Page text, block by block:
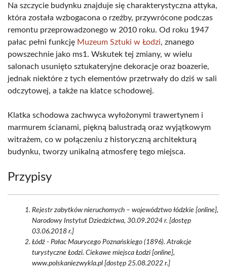
Na szczycie budynku znajduje się charakterystyczna attyka,
która została wzbogacona o rzeźby, przywrócone podczas
remontu przeprowadzonego w 2010 roku. Od roku 1947
pałac pełni funkcję Muzeum Sztuki w Łodzi, znanego
powszechnie jako ms1. Wskutek tej zmiany, w wielu
salonach usunięto sztukateryjne dekoracje oraz boazerie,
jednak niektóre z tych elementów przetrwały do dziś w sali
odczytowej, a także na klatce schodowej.
Klatka schodowa zachwyca wyłożonymi trawertynem i
marmurem ścianami, piękną balustradą oraz wyjątkowym
witrażem, co w połączeniu z historyczną architekturą
budynku, tworzy unikalną atmosferę tego miejsca.
Przypisy
Rejestr zabytków nieruchomych – województwo łódzkie [online],
Narodowy Instytut Dziedzictwa, 30.09.2024 r. [dostęp
03.06.2018 r.]
Łódź - Pałac Maurycego Poznańskiego (1896). Atrakcje
turystyczne Łodzi. Ciekawe miejsca Łodzi [online],
www.polskaniezwykla.pl [dostęp 25.08.2022 r.]